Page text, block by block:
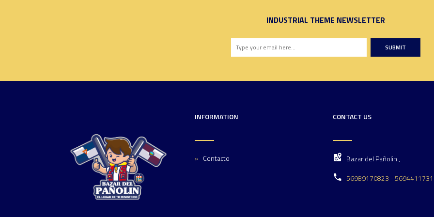
INDUSTRIAL THEME NEWSLETTER
SUBMIT
INFORMATION
Contacto
CONTACT US
Bazar del Pañolin ,
56989170823 -